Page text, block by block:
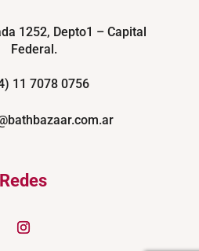
1252, Depto1 – Capital
Federal.
11 7078 0756
Redes